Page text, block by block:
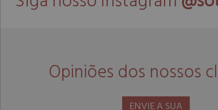
Opiniões dos nossos
ENVIE A SUA